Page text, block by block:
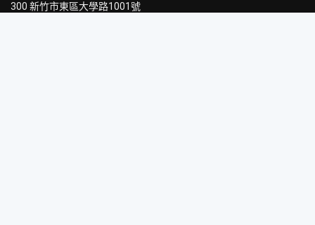
300 新竹市東區大學路1001號